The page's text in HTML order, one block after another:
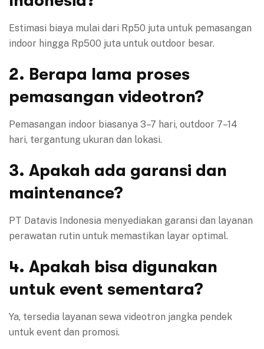
Estimasi biaya mulai dari Rp50 juta untuk pemasangan
indoor hingga Rp500 juta untuk outdoor besar.
2. Berapa lama proses
pemasangan videotron?
Pemasangan indoor biasanya 3–7 hari, outdoor 7–14
hari, tergantung ukuran dan lokasi.
3. Apakah ada garansi dan
maintenance?
PT Datavis Indonesia menyediakan garansi dan layanan
perawatan rutin untuk memastikan layar optimal.
4. Apakah bisa digunakan
untuk event sementara?
Ya, tersedia layanan sewa videotron jangka pendek
untuk event dan promosi.